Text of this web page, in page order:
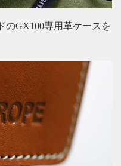
のGX100専用革ケースを